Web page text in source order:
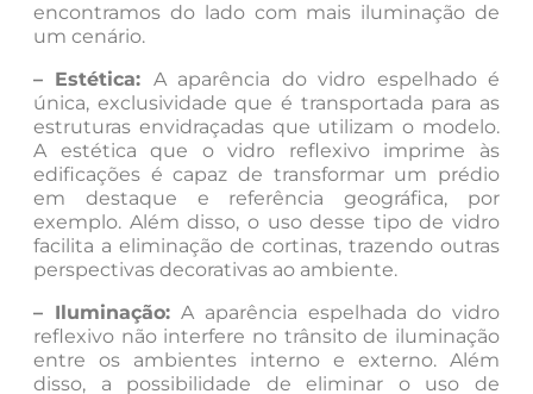
encontramos do lado com mais iluminação de
um cenário.
– Estética: A aparência do vidro espelhado é
única, exclusividade que é transportada para as
estruturas envidraçadas que utilizam o modelo.
A estética que o vidro reflexivo imprime às
edificações é capaz de transformar um prédio
em destaque e referência geográfica, por
exemplo. Além disso, o uso desse tipo de vidro
facilita a eliminação de cortinas, trazendo outras
perspectivas decorativas ao ambiente.
– Iluminação:A aparência espelhada do vidro
reflexivo não interfere no trânsito de iluminação
entre os ambientes interno e externo. Além
disso, a possibilidade de eliminar o uso de